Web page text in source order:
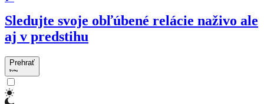
Sledujte svoje obľúbené relácie naživo ale
aj v predstihu
Prehrať